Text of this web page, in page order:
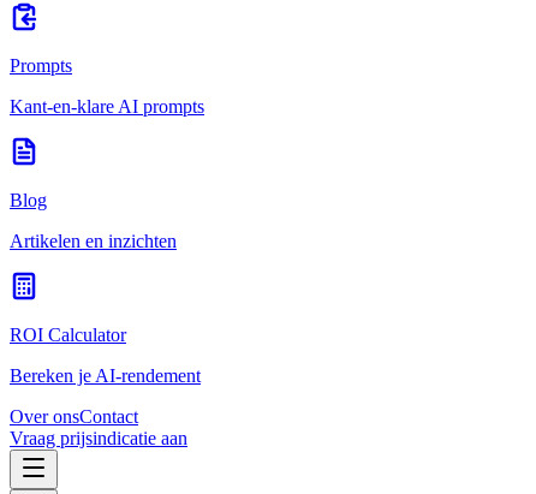
Prompts
Kant-en-klare AI prompts
Blog
Artikelen en inzichten
ROI Calculator
Bereken je AI-rendement
Over onsContact
Vraag prijsindicatie aan